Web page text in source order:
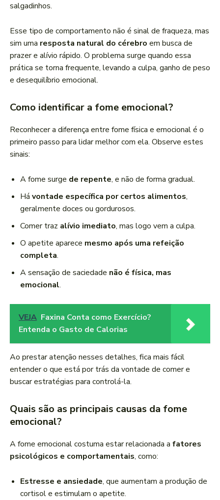
salgadinhos.
Esse tipo de comportamento não é sinal de fraqueza, mas
sim uma resposta natural do cérebro em busca de
prazer e alívio rápido. O problema surge quando essa
prática se torna frequente, levando a culpa, ganho de peso
e desequilíbrio emocional.
Como identificar a fome emocional?
Reconhecer a diferença entre fome física e emocional é o
primeiro passo para lidar melhor com ela. Observe estes
sinais:
A fome surge de repente, e não de forma gradual.
Há vontade específica por certos alimentos,
geralmente doces ou gordurosos.
Comer traz alívio imediato, mas logo vem a culpa.
O apetite aparece mesmo após uma refeição
completa.
A sensação de saciedade não é física, mas
emocional.
VEJA Faxina Conta como Exercício?
Entenda o Gasto de Calorias
Ao prestar atenção nesses detalhes, fica mais fácil
entender o que está por trás da vontade de comer e
buscar estratégias para controlá-la.
Quais são as principais causas da fome
emocional?
A fome emocional costuma estar relacionada a fatores
psicológicos e comportamentais, como:
Estresse e ansiedade, que aumentam a produção de
cortisol e estimulam o apetite.